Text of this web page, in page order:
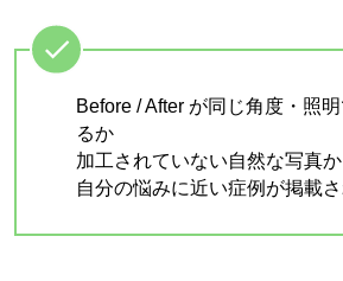
Before / After が同じ角度・照
るか
加工されていない自然な写真か
自分の悩みに近い症例が掲載